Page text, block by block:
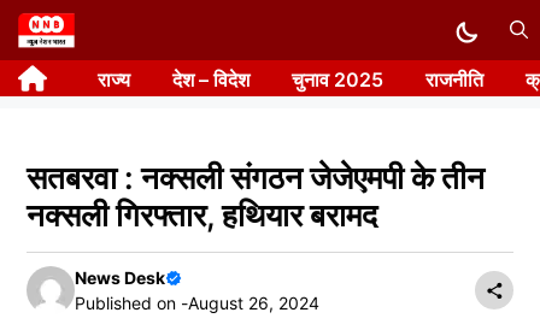
Skip
to
content राज्य देश – विदेश चुनाव 2025 राजनीति
सतबरवा : नक्सली संगठन जेजेएमपी के तीन
नक्सली गिरफ्तार, हथियार बरामद
News Desk
Published on -August 26, 2024